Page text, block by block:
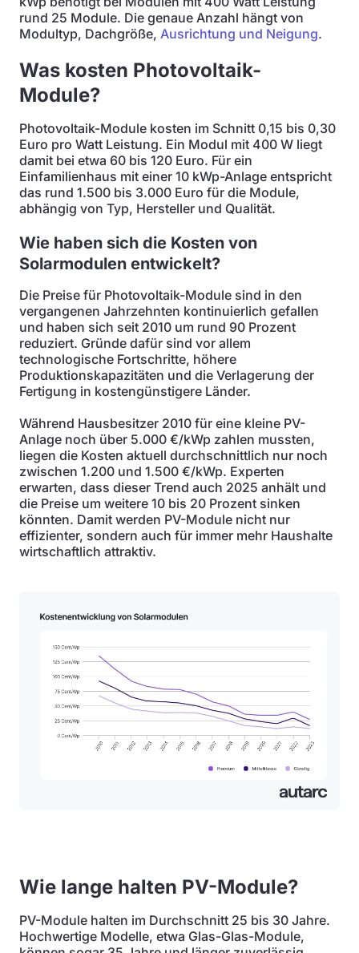
rund 25 Module. Die genaue Anzahl hängt von
Modultyp, Dachgröße, Ausrichtung und Neigung.
Was kosten Photovoltaik-
Module?
Photovoltaik-Module kosten im Schnitt 0,15 bis 0,30
Euro pro Watt Leistung. Ein Modul mit 400 W liegt
damit bei etwa 60 bis 120 Euro. Für ein
Einfamilienhaus mit einer 10 kWp-Anlage entspricht
das rund 1.500 bis 3.000 Euro für die Module,
abhängig von Typ, Hersteller und Qualität.
Wie haben sich die Kosten von
Solarmodulen entwickelt?
Die Preise für Photovoltaik-Module sind in den
vergangenen Jahrzehnten kontinuierlich gefallen
und haben sich seit 2010 um rund 90 Prozent
reduziert. Gründe dafür sind vor allem
technologische Fortschritte, höhere
Produktionskapazitäten und die Verlagerung der
Fertigung in kostengünstigere Länder.
Während Hausbesitzer 2010 für eine kleine PV-
Anlage noch über 5.000 €/kWp zahlen mussten,
liegen die Kosten aktuell durchschnittlich nur noch
zwischen 1.200 und 1.500 €/kWp. Experten
erwarten, dass dieser Trend auch 2025 anhält und
die Preise um weitere 10 bis 20 Prozent sinken
könnten. Damit werden PV-Module nicht nur
effizienter, sondern auch für immer mehr Haushalte
wirtschaftlich attraktiv.
Wie lange halten PV-Module?
PV-Module halten im Durchschnitt 25 bis 30 Jahre.
Hochwertige Modelle, etwa Glas-Glas-Module,